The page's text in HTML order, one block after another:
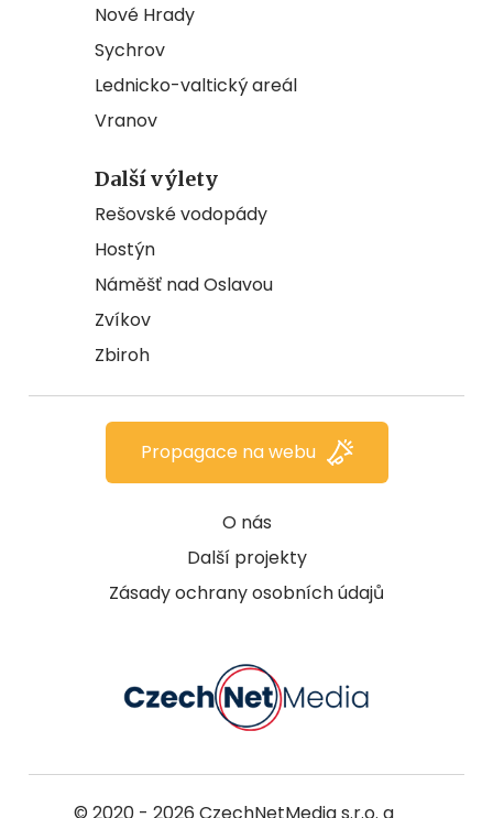
Nové Hrady
Sychrov
Lednicko-valtický areál
Vranov
Další výlety
Rešovské vodopády
Hostýn
Náměšť nad Oslavou
Zvíkov
Zbiroh
O nás
Další projekty
Zásady ochrany osobních údajů
Propagace na webu